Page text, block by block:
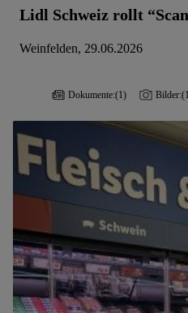
Lidl Schweiz rollt
Weinfelden, 29.06.2026
Dokumente:(1) Bilder: